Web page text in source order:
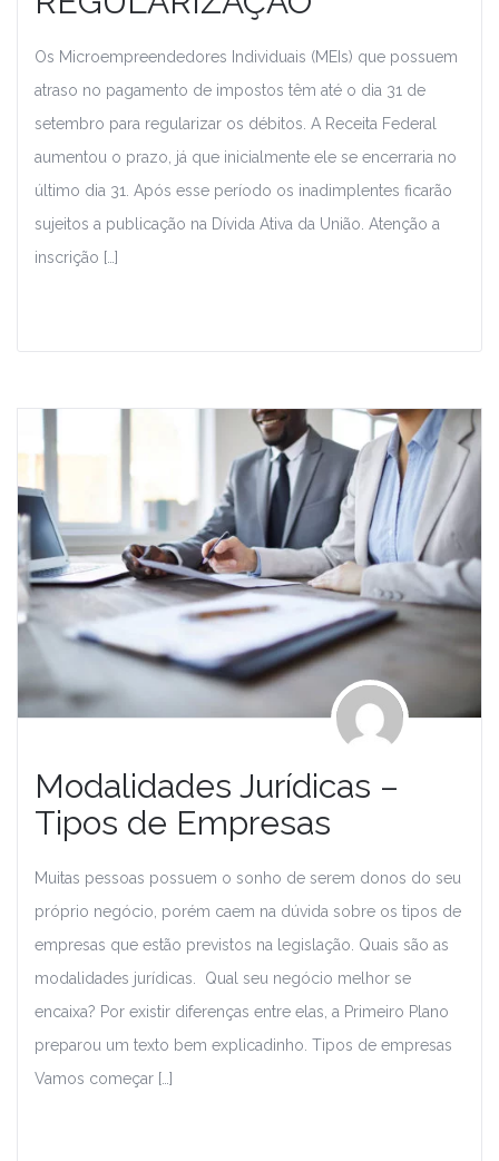
Os Microempreendedores Individuais (MEIs) que possuem
atraso no pagamento de impostos têm até o dia 31 de
setembro para regularizar os débitos. A Receita Federal
aumentou o prazo, já que inicialmente ele se encerraria no
último dia 31. Após esse período os inadimplentes ficarão
sujeitos a publicação na Dívida Ativa da União. Atenção a
inscrição […]
Modalidades Jurídicas –
Tipos de Empresas
Muitas pessoas possuem o sonho de serem donos do seu
próprio negócio, porém caem na dúvida sobre os tipos de
empresas que estão previstos na legislação. Quais são as
modalidades jurídicas. Qual seu negócio melhor se
encaixa? Por existir diferenças entre elas, a Primeiro Plano
preparou um texto bem explicadinho. Tipos de empresas
Vamos começar […]